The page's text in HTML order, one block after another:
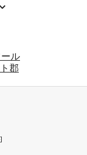
ル
郡